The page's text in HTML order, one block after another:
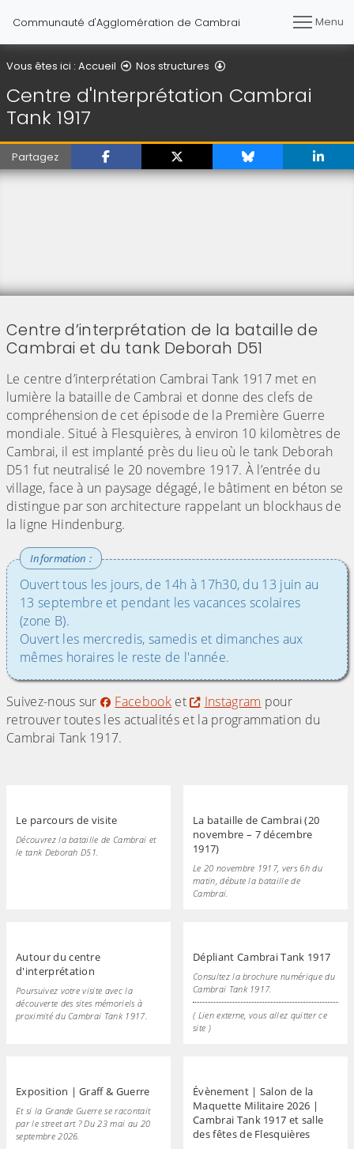
Communauté d'Agglomération de Cambrai Menu
Vous êtes ici : Accueil Nos structures
Centre d'Interprétation Cambrai
Tank 1917
Partagez
Centre d’interprétation de la bataille de
Cambrai et du tank Deborah D51
Le centre d’interprétation Cambrai Tank 1917 met en
lumière la bataille de Cambrai et donne des clefs de
compréhension de cet épisode de la Première Guerre
mondiale. Situé à Flesquières, à environ 10 kilomètres de
Cambrai, il est implanté près du lieu où le tank Deborah
D51 fut neutralisé le 20 novembre 1917. À l’entrée du
village, face à un paysage dégagé, le bâtiment en béton se
distingue par son architecture rappelant un blockhaus de
la ligne Hindenburg.
Ouvert tous les jours, de 14h à 17h30, du 13 juin au
13 septembre et pendant les vacances scolaires
(zone B).
Ouvert les mercredis, samedis et dimanches aux
mêmes horaires le reste de l'année.
Suivez-nous sur Facebook et Instagram pour
retrouver toutes les actualités et la programmation du
Cambrai Tank 1917.
Le parcours de visite
Découvrez la bataille de Cambrai et
le tank Deborah D51.
La bataille de Cambrai (20
novembre – 7 décembre
1917)
Le 20 novembre 1917, vers 6h du
matin, débute la bataille de
Cambrai.
Autour du centre
d'interprétation
Poursuivez votre visite avec la
découverte des sites mémoriels à
proximité du Cambrai Tank 1917.
Dépliant Cambrai Tank 1917
Consultez la brochure numérique du
Cambrai Tank 1917.
( Lien externe, vous allez quitter ce
site )
Exposition | Graff & Guerre
Et si la Grande Guerre se racontait
par le street art ? Du 23 mai au 20
septembre 2026.
Évènement | Salon de la
Maquette Militaire 2026 |
Cambrai Tank 1917 et salle
des fêtes de Flesquières